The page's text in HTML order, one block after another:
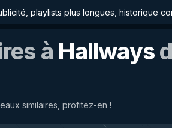
playlists plus longues, historique
à Hallways
similaires, profitez-en !